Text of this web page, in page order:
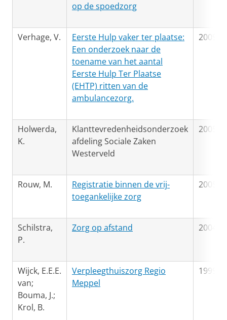
op de spoedzorg
Verhage, V.
Eerste Hulp vaker ter plaatse:
Een onderzoek naar de
toename van het aantal
Eerste Hulp Ter Plaatse
(EHTP) ritten van de
ambulancezorg.
2009
Holwerda,
K.
Klanttevredenheidsonderzoek
afdeling Sociale Zaken
Westerveld
2005
Rouw, M.
Registratie binnen de vrij-
toegankelijke zorg
2005
Schilstra,
P.
Zorg op afstand 2004
Wijck, E.E.E.
van;
Bouma, J.;
Krol, B.
Verpleegthuiszorg Regio
Meppel
1999